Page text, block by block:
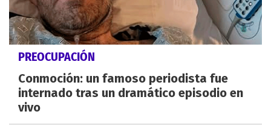
PREOCUPACIÓN
Conmoción: un famoso periodista fue
internado tras un dramático episodio en
vivo